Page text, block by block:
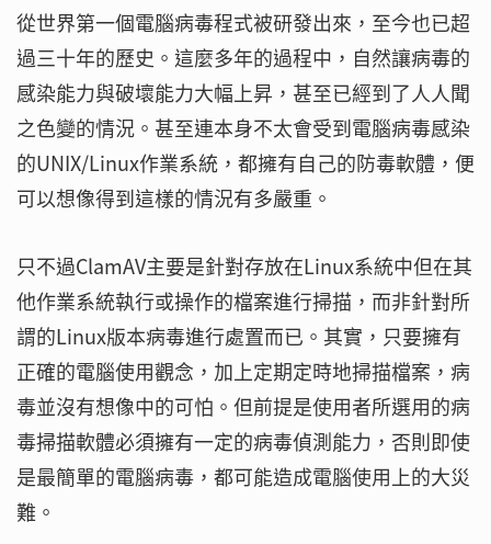
從世界第一個電腦病毒程式被研發出來，至今也已超
過三十年的歷史。這麼多年的過程中，自然讓病毒的
感染能力與破壞能力大幅上昇，甚至已經到了人人聞
之色變的情況。甚至連本身不太會受到電腦病毒感染
的UNIX/Linux作業系統，都擁有自己的防毒軟體，便
可以想像得到這樣的情況有多嚴重。
只不過ClamAV主要是針對存放在Linux系統中但在其
他作業系統執行或操作的檔案進行掃描，而非針對所
謂的Linux版本病毒進行處置而已。其實，只要擁有
正確的電腦使用觀念，加上定期定時地掃描檔案，病
毒並沒有想像中的可怕。但前提是使用者所選用的病
毒掃描軟體必須擁有一定的病毒偵測能力，否則即使
是最簡單的電腦病毒，都可能造成電腦使用上的大災
難。